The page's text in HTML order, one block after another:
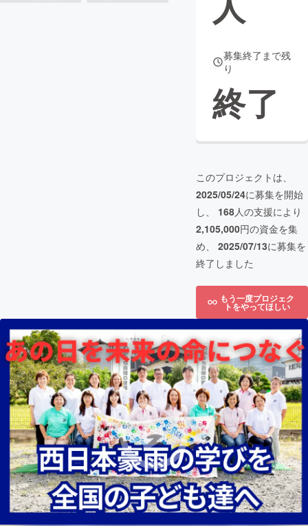
募集終了まで残
り
終了
このプロジェクトは、
2025/05/24に募集を開始
し、 168人の支援により
2,105,000円の資金を集
め、 2025/07/13に募集を
終了しました
もう一度プロジェク
トをやってほしい